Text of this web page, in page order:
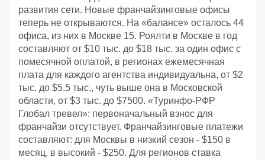
развития сети. Новые франчайзинговые офисы
теперь не открываются. На «балансе» осталось 44
офиса, из них в Москве 15. Роялти в Москве в год
составляют от $10 тыс. до $18 тыс. за один офис с
помесячной оплатой, в регионах ежемесячная
плата для каждого агентства индивидуальна, от $2
тыс. до $5.5 тыс., чуть выше она в Московской
области, от $3 тыс. до $7500. «Туринфо-РФР
Глобал тревел»: первоначальный взнос для
франчайзи отсутствует. Франчайзинговые платежи
составляют: для Москвы в низкий сезон - $150 в
месяц, в высокий - $250. Для регионов ставка